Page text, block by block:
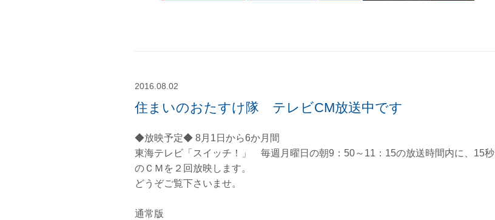
2016.08.02
住まいのおたすけ隊 テレビCM放送中です
◆放映予定◆ 8月1日から6か月間
東海テレビ「スイッチ！」 毎週月曜日の朝9：50～11：15の放送時間内に、15秒
のＣＭを２回放映します。
どうぞご覧下さいませ。
通常版